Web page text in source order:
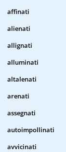
affinati
alienati
allignati
alluminati
altalenati
arenati
assegnati
autoimpollinati
avvicinati